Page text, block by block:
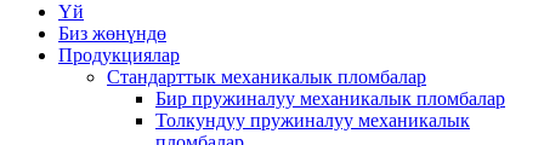
Үй
Биз жөнүндө
Продукциялар
Стандарттык механикалык пломбалар
Бир пружиналуу механикалык пломбалар
Толкундуу пружиналуу механикалык